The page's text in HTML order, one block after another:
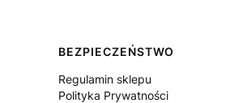
Linki w stopce
BEZPIECZEŃSTWO
Regulamin sklepu
Polityka Prywatności